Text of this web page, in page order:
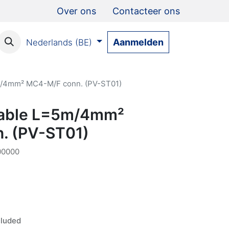
Over ons Contacteer ons
Nederlands (BE) Aanmelden
MC4-M/F conn. (PV-ST01)
L=5m/4mm²
(PV-ST01)